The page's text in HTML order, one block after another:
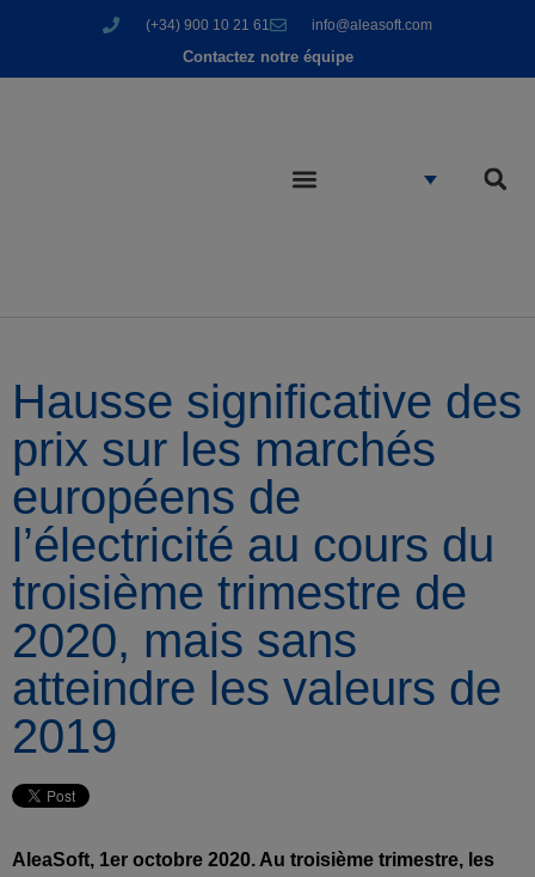
(+34) 900 10 21 61 info@aleasoft.com
Contactez notre équipe
Hausse significative des
prix sur les marchés
européens de
l’électricité au cours du
troisième trimestre de
2020, mais sans
atteindre les valeurs de
2019
AleaSoft, 1er octobre 2020. Au troisième trimestre, les